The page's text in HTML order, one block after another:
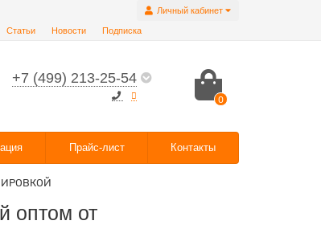
Личный кабинет
Статьи Новости Подписка
+7 (499) 213-25-54
0
Прайс-лист Контакты
оптом от